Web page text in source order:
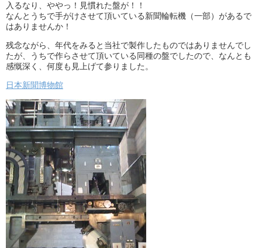
入るなり、ややっ！見慣れた盤が！！
なんとうちで手がけさせて頂いている新聞輪転機（一部）があるで
はありませんか！
残念ながら、年代をみると当社で製作したものではありませんでし
たが、うちで作らさせて頂いている同種の盤でしたので、なんとも
感慨深く、何度も見上げて参りました。
日本新聞博物館